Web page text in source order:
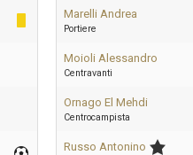
Marelli Andrea
Portiere
Moioli Alessandro
Centravanti
Ornago El Mehdi
Centrocampista
Russo Antonino